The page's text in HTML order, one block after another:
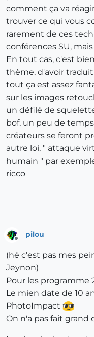
comment ça va
trouver ce qui vous
rarement de ces
conférences SU,
En tout cas, c'est
thème, d'avoir traduit
tout ça est assez
sur les images
un défilé de
bof, un peu de
créateurs se feront
autre loi, " attaque
humain " par
ricco
Offline
pilou
(hé c'est pas mes
Jeynon)
Pour les programme
Le mien date de 10
PhotoImpact
On n'a pas fait grand